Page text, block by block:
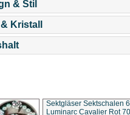
& Stil
Kristall
Sektgläser Sektschalen
Luminarc Cavalier Rot